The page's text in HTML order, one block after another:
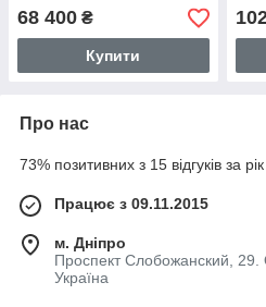
68 400 ₴
Купити
Про нас
73% позитивних з 15 відгуків за рік
Працює з 09.11.2015
м. Дніпро
Проспект Слобожанский,
Україна